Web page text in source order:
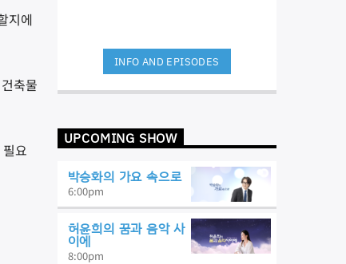
지에
축물
요
INFO AND EPISODES
UPCOMING SHOW
박승화의 가요 속으로
6:00pm
허윤희의 꿈과 음악 사
이에
8:00pm